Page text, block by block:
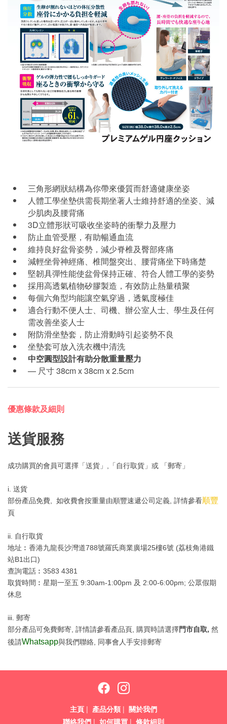
三角形網狀結構為你帶來優質而舒適健康坐姿
人體工學坐墊供需長期坐著人士維持舒適的坐姿、減
少肌肉及腰背痛
3D立體形狀可吸收坐姿時的衝擊力及壓力
防止血管受壓，有助暢通血流
維持良好盆骨姿勢，減少脊椎及臀部疼痛
減輕坐骨神經痛、椎間盤突出、腰背痛坐下時痛楚
堅韌具彈性能使盆骨保持正確、符合人體工學的姿勢
採用高透氣植物矽膠製造，有效防止熱量積聚
每個六角型均能讓空氣穿過，透氣度極佳
適合行動不便人士、司機、辦公室人士、學生及任何
需改善坐姿人士
附防滑坐墊套，防止滑動時引起姿勢不良
坐墊套可放入洗衣機中清洗
中空圓型設計有助分散重量壓力
— 尺寸 38cm x 38cm x 2.5cm
優惠條款及細則
送貨服務
成功購買的會員可選擇「送貨」,「自行取貨」或 「郵寄」
i. 送貨
部份產品免費, 如收費會按重量由順豐速遞公司定義, 詳情參看順豐
頁
ii. 自行取貨
地址︰香港九龍長沙灣道788號羅氏商業廣場25樓6號 (荔枝角港鐵
站B1出口)
查詢電話︰3583 4381
取貨時間︰星期一至五 9:30am-1:00pm 及 2:00-6:00pm; 公眾假期
休息
iii. 郵寄
部分產品可免費郵寄, 詳情請參看產品頁, 購買時請選擇門市自取, 然
後請Whatsapp與我們聯絡, 同事會人手安排郵寄
主頁 | 產品分類 | 關於我們
聯絡我們 | 如何購買 | 條款細則